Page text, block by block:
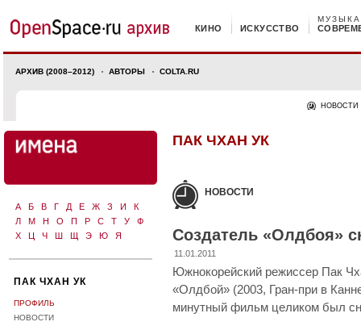
КИНО ИСКУССТВО
МУЗЫКА
АРХИВ (2008–2012) АВТОРЫ COLTA.RU
НОВОСТИ
А Б В Г Д Е Ж З И
К
Л
М Н О П Р С Т У
Ф
Х
Ц Ч Ш Щ Э Ю Я
ПАК ЧХАН УК
ПРОФИЛЬ
НОВОСТИ
ПАК ЧХАН УК
НОВОСТИ
Создатель «Олдбоя»
11.01.2011
Южнокорейский режиссер Пак
«Олдбой» (2003, Гран-при в
минутный фильм целиком был